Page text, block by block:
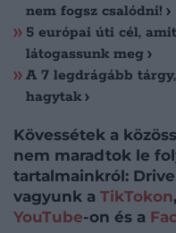
nem fogsz csalódni!
5 európai úti cél,
látogassunk meg
A 7 legdrágább
hagytak
Kövessétek a
nem maradtok le
tartalmainkról:
vagyunk a TikTokon
YouTube-on és a